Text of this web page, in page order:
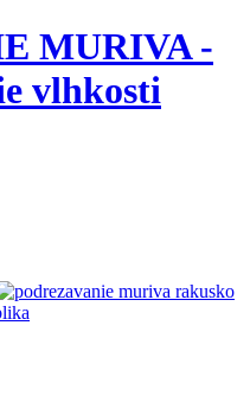
MURIVA -
vlhkosti